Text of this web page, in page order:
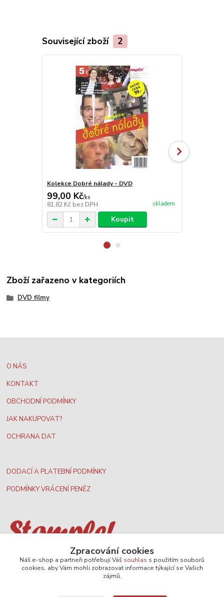
Související zboží 2
Kolekce Dobré nálady - DVD
99,00 Kč/ks
81,82 Kč bez DPH skladem
Koupit
Zboží zařazeno v kategoriích
DVD filmy
O NÁS
KONTAKT
OBCHODNÍ PODMÍNKY
JAK NAKUPOVAT?
OCHRANA DAT
DODACÍ A PLATEBNÍ PODMÍNKY
PODMÍNKY VRÁCENÍ PENĚZ
Nejširší velkoobchodní nabídka dvd filmůZpracování cookies
Náš e-shop a partneři potřebují Váš souhlas s použitím souborů
cookies, aby Vám mohli zobrazovat informace týkající se Vašich
zájmů.